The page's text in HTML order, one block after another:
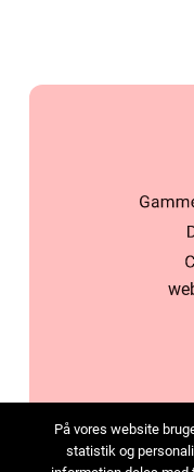
På vores website
statistik og